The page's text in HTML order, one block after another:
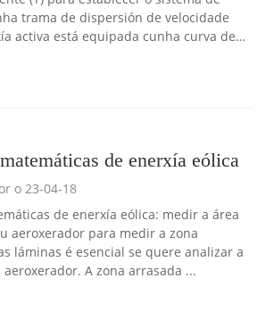
trama de dispersión de velocidade
activa está equipada cunha curva de
de enerxía eólica
o 23-04-18
de enerxía eólica: medir a área
aeroxerador para medir a zona
láminas é esencial se quere analizar a
A zona arrasada ...